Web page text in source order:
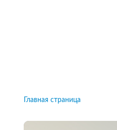
Главная страница